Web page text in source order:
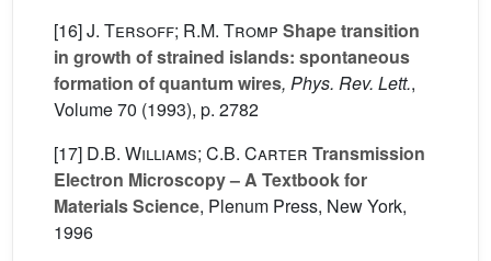
[16]J. Tersoff; R.M. Tromp Shape transition
in growth of strained islands: spontaneous
formation of quantum wires, Phys. Rev. Lett.,
Volume 70 (1993), p. 2782
[17] D.B. Williams; C.B. Carter Transmission
Electron Microscopy – A Textbook for
Materials Science, Plenum Press, New York,
1996